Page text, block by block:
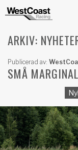
ARKIV:
Publicerad av:
SMÅ